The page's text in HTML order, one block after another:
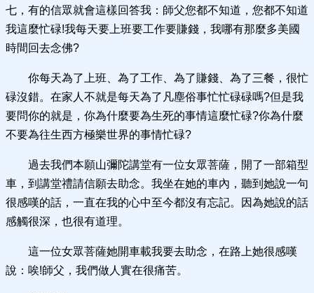
七，有的信眾就會這樣回答我：師父您都不知道，您都不知道
我這麼忙碌!我每天要上班要工作要賺錢，我哪有那麼多美國
時間回去念佛?
你每天為了上班、為了工作、為了賺錢、為了三餐，很忙
碌沒錯。在家人不就是每天為了凡塵俗事忙忙碌碌嗎?但是我
要問你的就是，你為什麼要為生死的事情這麼忙碌?你為什麼
不要為往生西方極樂世界的事情忙碌?
過去我們本願山彌陀講堂有一位女眾菩薩，開了一部箱型
車，到講堂禮請信願去助念。我坐在她的車內，聽到她說一句
很感嘆的話，一直在我的心中至今都沒有忘記。因為她說的話
感觸很深，也很有道理。
這一位女眾菩薩她開車載我要去助念，在路上她很感嘆
說：唉!師父，我們做人實在很痛苦。